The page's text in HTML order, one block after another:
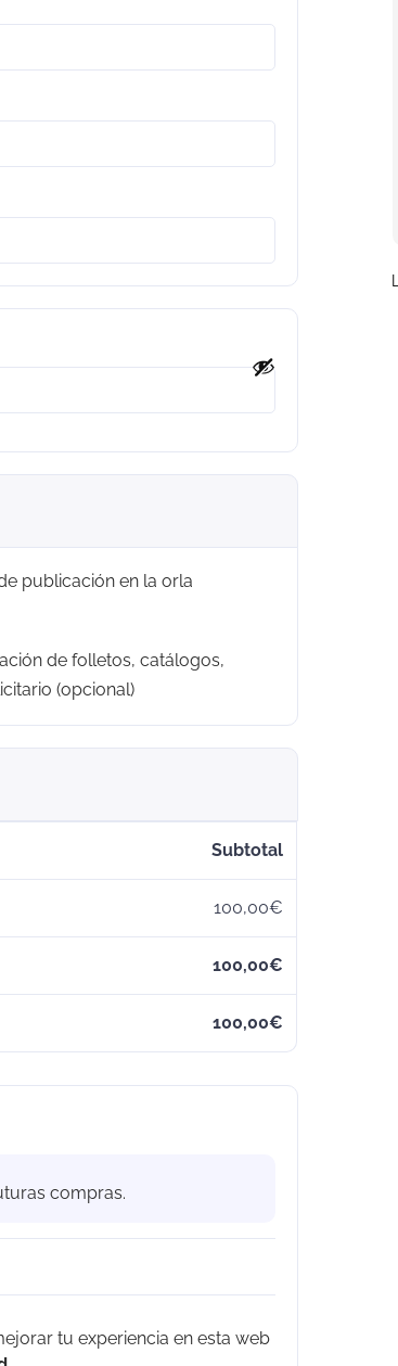
publicación en la orla
de folletos, catálogos,
(opcional)
Subtotal
100,00€
100,00€
100,00€
compras.
tu experiencia en esta web